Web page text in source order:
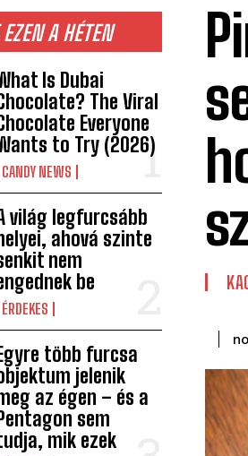
A HÉTEN
Is Dubai
The Viral
Everyone
to Try (2026)
CANDY NEWS
világ legfurcsább
ahová szinte
nem
be
ÉRDEKES
több furcsa
jelenik
az égen – és a
sem
mik ezek